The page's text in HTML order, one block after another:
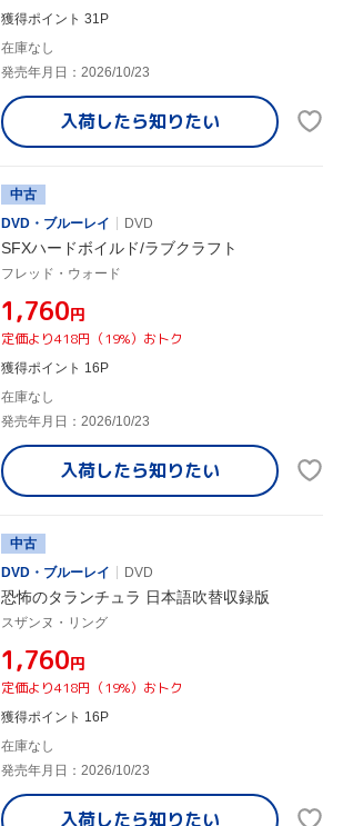
獲得ポイント 31P
在庫なし
発売年月日：2026/10/23
入荷したら知りたい
中古
DVD・ブルーレイ
DVD
SFXハードボイルド/ラブクラフト
フレッド・ウォード
¥1,760円
定価より418円（19%）おトク
獲得ポイント 16P
在庫なし
発売年月日：2026/10/23
入荷したら知りたい
中古
DVD・ブルーレイ
DVD
恐怖のタランチュラ 日本語吹替収録版
スザンヌ・リング
¥1,760円
定価より418円（19%）おトク
獲得ポイント 16P
在庫なし
発売年月日：2026/10/23
入荷したら知りたい